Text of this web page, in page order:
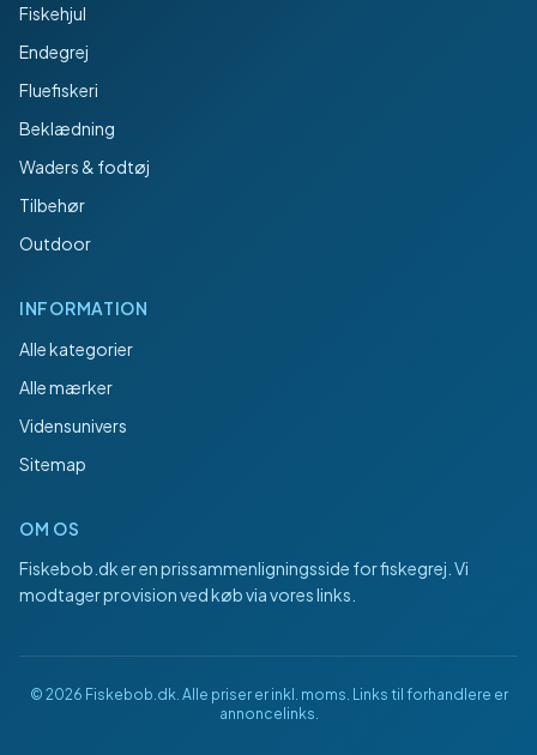
Fiskehjul
Endegrej
Fluefiskeri
Beklædning
Waders & fodtøj
Tilbehør
Outdoor
INFORMATION
Alle kategorier
Alle mærker
Vidensunivers
Sitemap
OM OS
Fiskebob.dker en prissammenligningsside for fiskegrej. Vi
modtager provision ved køb via vores links.
© 2026 Fiskebob.dk. Alle priser er inkl. moms. Links til forhandlere er
annoncelinks.